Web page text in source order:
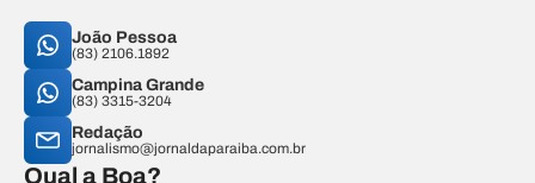
João Pessoa
(83) 2106.1892
Campina Grande
(83) 3315-3204
Redação
jornalismo@jornaldaparaiba.com.br
Qual a Boa?